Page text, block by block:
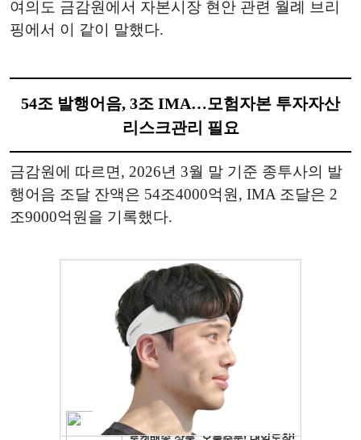
여의도 금감원에서 자본시장 현안 관련 월례 브리
핑에서 이 같이 말했다.
54조 발행어음, 3조 IMA…모험자본 투자자산
리스크관리 필요
금감원에 따르면, 2026년 3월 말 기준 종투사의 발
행어음 조달 잔액은 54조4000억원, IMA 조달은 2
조9000억원을 기록했다.